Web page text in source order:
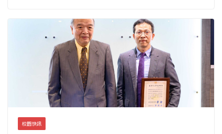
校園快訊